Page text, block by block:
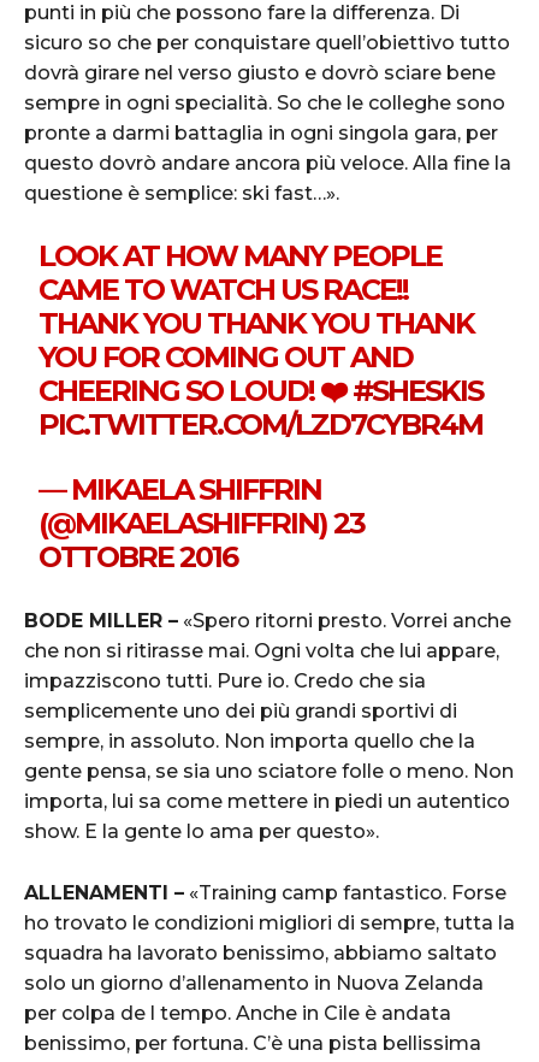
punti in più che possono fare la differenza. Di
sicuro so che per conquistare quell’obiettivo tutto
dovrà girare nel verso giusto e dovrò sciare bene
sempre in ogni specialità. So che le colleghe sono
pronte a darmi battaglia in ogni singola gara, per
questo dovrò andare ancora più veloce. Alla fine la
questione è semplice: ski fast…».
LOOK AT HOW MANY PEOPLE
CAME TO WATCH US RACE!!
THANK YOU THANK YOU THANK
YOU FOR COMING OUT AND
CHEERING SO LOUD! ❤️#SHESKIS
PIC.TWITTER.COM/LZD7CYBR4M
— MIKAELA SHIFFRIN
(@MIKAELASHIFFRIN)23
OTTOBRE 2016
BODE MILLER – «Spero ritorni presto. Vorrei anche
che non si ritirasse mai. Ogni volta che lui appare,
impazziscono tutti. Pure io. Credo che sia
semplicemente uno dei più grandi sportivi di
sempre, in assoluto. Non importa quello che la
gente pensa, se sia uno sciatore folle o meno. Non
importa, lui sa come mettere in piedi un autentico
show. E la gente lo ama per questo».
ALLENAMENTI – «Training camp fantastico. Forse
ho trovato le condizioni migliori di sempre, tutta la
squadra ha lavorato benissimo, abbiamo saltato
solo un giorno d’allenamento in Nuova Zelanda
per colpa de l tempo. Anche in Cile è andata
benissimo, per fortuna. C’è una pista bellissima